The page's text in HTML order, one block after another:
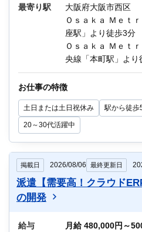
閉じる
きます。
上記の開発作業と
査と見積りも担当頂
Web系システムで
れを通して経験され
《主な業務内容》
2. PG製造、単体テ
3. 運用保守
ツール：jQuery（ラ
ツール：jQuery（ラ
迷っている方も、ま
最寄り駅
大阪府大阪市西区
Ｏｓａｋａ Ｍｅｔ
座駅」より徒歩3分
Ｏｓａｋａ Ｍｅｔ
央線「本町駅」より
お仕事の特徴
土日または土日祝休み 駅から徒歩
20～30代活躍中
掲載日 2026/08/06 最終更新日
派遣【需要高！クラウド
の開発
給与 月給 480,000円～